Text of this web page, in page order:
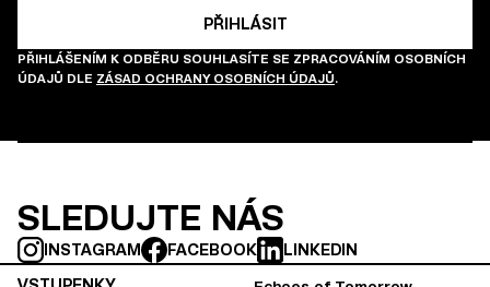
PŘIHLÁŠENÍM K ODBĚRU SOUHLASÍTE SE ZPRACOVÁNÍM OSOBNÍCH
ÚDAJŮ DLE ZÁSAD OCHRANY OSOBNÍCH ÚDAJŮ
SLEDUJTE NÁS
INSTAGRAM FACEBOOK
LINKEDIN